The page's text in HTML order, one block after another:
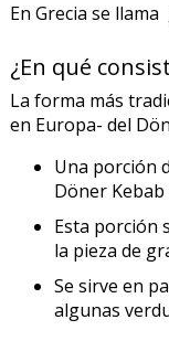
En Grecia se llama
¿En qué
La forma más
en Europa- del
Una porción
Döner Kebab
Esta porción
la pieza de
Se sirve en
algunas